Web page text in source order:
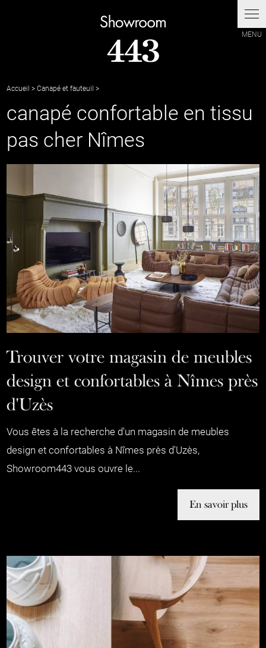
Accueil >Canapé et fauteuil >
canapé confortable en tissu
pas cher Nîmes
Trouver votre magasin de meubles
design et confortables à Nîmes près
d'Uzès
Vous êtes à la recherche d'un magasin de meubles
design et confortables à Nîmes près d'Uzès,
Showroom443 vous ouvre le...
En savoir plus